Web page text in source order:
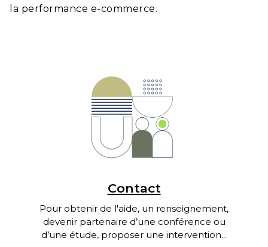
la performance e-commerce.
Contact
Pour obtenir de l'aide, un renseignement,
devenir partenaire d’une conférence ou
d’une étude, proposer une intervention...